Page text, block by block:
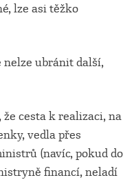
lze asi těžko
nelze ubránit další,
že cesta k realizaci, na
vedla přes
(navíc, pokud do
financí, neladí